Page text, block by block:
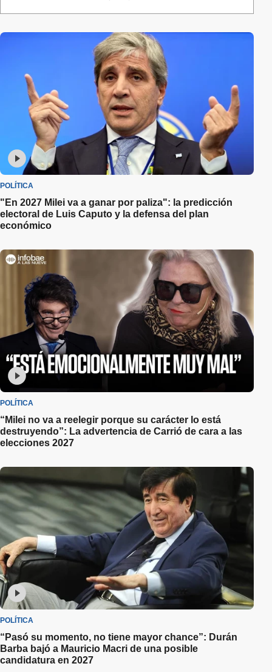
POLÍTICA
"En 2027 Milei va a ganar por paliza": la predicción
electoral de Luis Caputo y la defensa del plan
económico
POLÍTICA
“Milei no va a reelegir porque su carácter lo está
destruyendo”: La advertencia de Carrió de cara a las
elecciones 2027
POLÍTICA
“Pasó su momento, no tiene mayor chance”: Durán
Barba bajó a Mauricio Macri de una posible
candidatura en 2027